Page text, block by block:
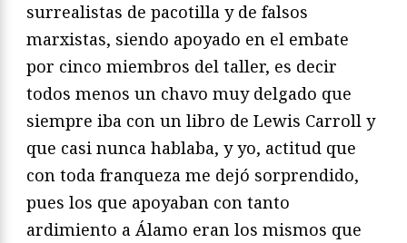
surrealistas de pacotilla y de falsos
marxistas, siendo apoyado en el embate
por cinco miembros del taller, es decir
todos menos un chavo muy delgado que
siempre iba con un libro de Lewis Carroll y
que casi nunca hablaba, y yo, actitud que
con toda franqueza me dejó sorprendido,
pues los que apoyaban con tanto
ardimiento a Álamo eran los mismos que